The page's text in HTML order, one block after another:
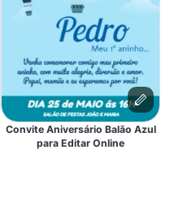
Convite Aniversário Balão Azul
para Editar Online